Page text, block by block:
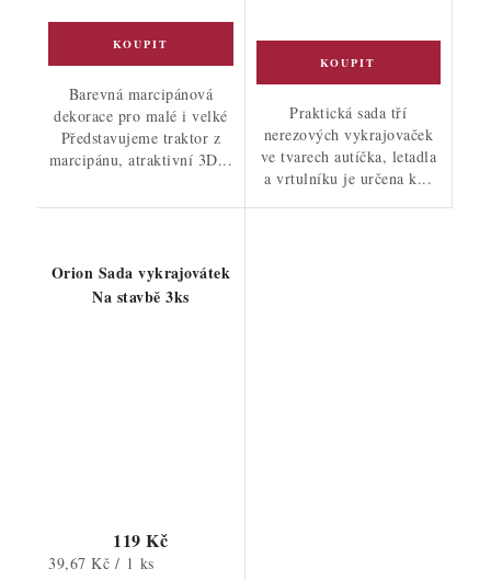
Barevná marcipánová
dekorace pro malé i velké
Představujeme traktor z
marcipánu, atraktivní 3D...
Praktická sada tří
nerezových vykrajovaček
ve tvarech autíčka, letadla
a vrtulníku je určena k...
Orion Sada vykrajovátek
Na stavbě 3ks
119 Kč
Měrná
39,67 Kč / 1 ks